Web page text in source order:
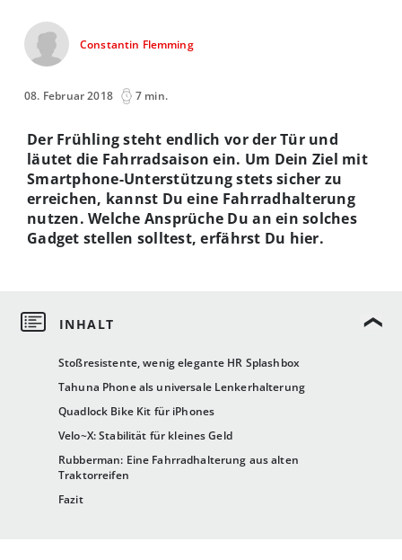
Constantin Flemming
08. Februar 2018 7 min.
Stoßresistente, wenig elegante HR Splashbox
Tahuna Phone als universale Lenkerhalterung
Quadlock Bike Kit für iPhones
Velo~X: Stabilität für kleines Geld
Rubberman: Eine Fahrradhalterung aus alten
Traktorreifen
Fazit
Der Frühling steht endlich vor der Tür und
läutet die Fahrradsaison ein. Um Dein Ziel mit
Smartphone-Unterstützung stets sicher zu
erreichen, kannst Du eine Fahrradhalterung
nutzen. Welche Ansprüche Du an ein solches
Gadget stellen solltest, erfährst Du hier.